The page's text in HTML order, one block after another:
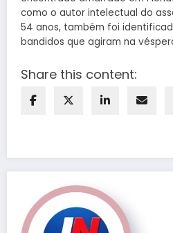
como o autor intelectual do
54 anos, também foi
bandidos que agiram na
Share this content: